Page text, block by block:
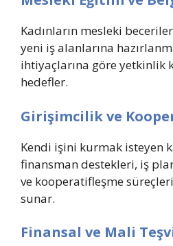
Kadınların mesleki
yeni iş alanlarına
ihtiyaçlarına göre yetkinlik
hedefler.
Girişimcilik ve
Kendi işini kurmak isteyen
finansman destekleri, iş
ve kooperatifleşme
sunar.
Finansal ve Mali